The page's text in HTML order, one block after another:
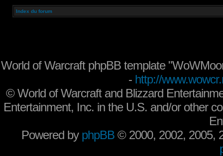
Index du forum
World of Warcraft phpBB template
- http://
©World of Warcraft and Blizzard
Entertainment, Inc. in the U.S. and/or other
Powered by phpBB © 2000, 2002, 2005,